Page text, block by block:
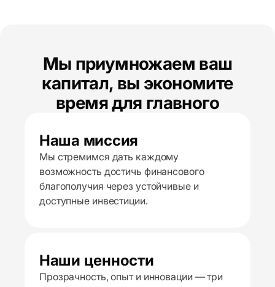
Мы приумножаем ваш
капитал, вы экономите
время для главного
Наша миссия
Мы стремимся дать каждому
возможность достичь финансового
благополучия через устойчивые и
доступные инвестиции.
Наши ценности
Прозрачность, опыт и инновации — три